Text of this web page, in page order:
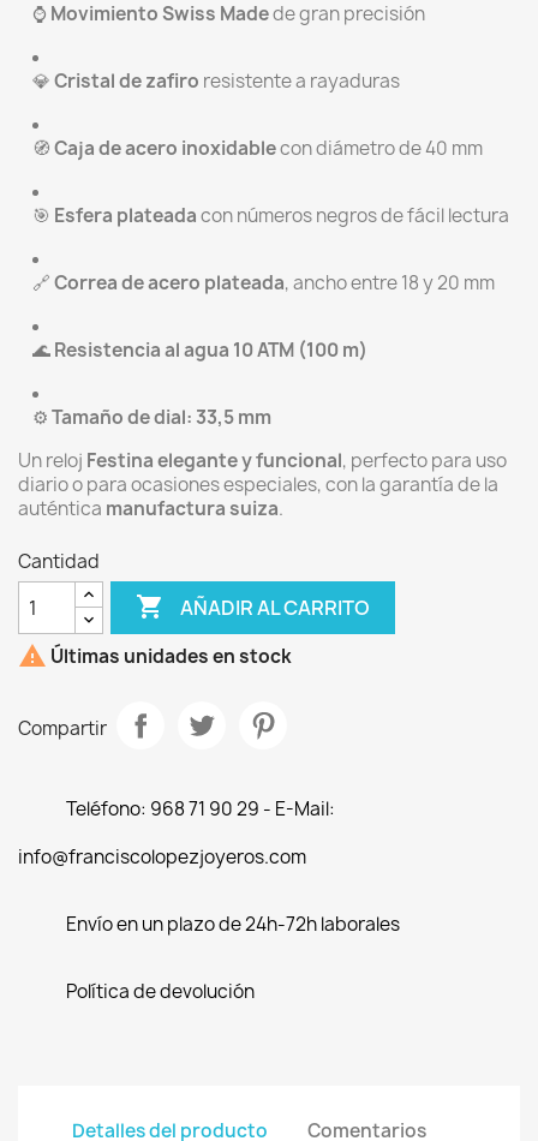
⌚ Movimiento Swiss Madede gran precisión
💎Cristal de zafiro resistente a rayaduras
🧭Caja de acero inoxidablecon diámetro de 40 mm
🎯 Esfera plateadacon números negros de fácil lectura
🔗Correa de acero plateada, ancho entre 18 y 20 mm
🌊Resistencia al agua 10 ATM (100 m)
⚙️Tamaño de dial: 33,5 mm
Un reloj Festina elegante y funcional, perfecto para uso
diario o para ocasiones especiales, con la garantía de la
auténtica manufactura suiza.
Cantidad
 AÑADIR AL CARRITO
 Últimas unidades en stock
Compartir
Teléfono: 968 71 90 29 - E-Mail:
info@franciscolopezjoyeros.com
Envío en un plazo de 24h-72h laborales
Política de devolución
Detalles del producto Comentarios